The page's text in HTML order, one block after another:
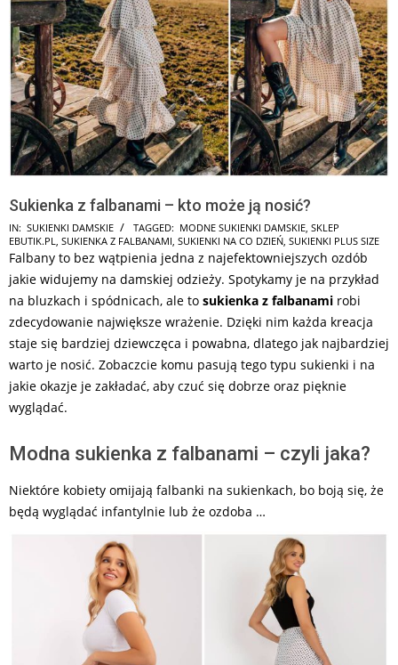
Sukienka z falbanami – kto może ją nosić?
2026-
06-
19
IN: SUKIENKI DAMSKIE TAGGED: MODNE SUKIENKI DAMSKIE, SKLEP
EBUTIK.PL, SUKIENKA Z FALBANAMI, SUKIENKI NA CO DZIEŃ, SUKIENKI PLUS SIZE
Falbany to bez wątpienia jedna z najefektowniejszych ozdób
jakie widujemy na damskiej odzieży. Spotykamy je na przykład
na bluzkach i spódnicach, ale to sukienka z falbanami robi
zdecydowanie największe wrażenie. Dzięki nim każda kreacja
staje się bardziej dziewczęca i powabna, dlatego jak najbardziej
warto je nosić. Zobaczcie komu pasują tego typu sukienki i na
jakie okazje je zakładać, aby czuć się dobrze oraz pięknie
wyglądać.
Modna sukienka z falbanami – czyli jaka?
Niektóre kobiety omijają falbanki na sukienkach, bo boją się, że
będą wyglądać infantylnie lub że ozdoba …